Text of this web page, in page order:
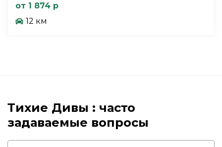
от 1 874 р
12 км
Тихие Дивы : часто
задаваемые вопросы